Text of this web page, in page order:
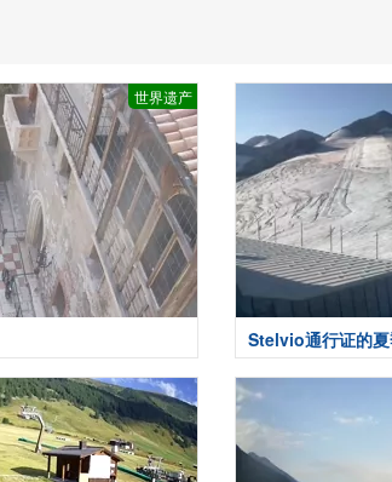
世界遗产
Stelvio通行证的